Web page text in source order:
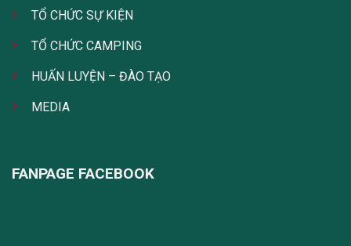
TỔ CHỨC SỰ KIỆN
TỔ CHỨC CAMPING
HUẤN LUYỆN – ĐÀO TẠO
MEDIA
FANPAGE FACEBOOK